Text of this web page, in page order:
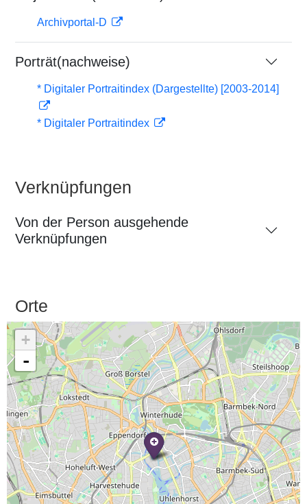
Archivportal-D
Porträt(nachweise)
* Digitaler Portraitindex (Dargestellte) [2003-2014]
* Digitaler Portraitindex
Verknüpfungen
Von der Person ausgehende
Verknüpfungen
Orte
+
-